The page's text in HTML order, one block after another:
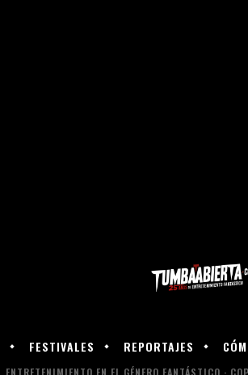
FESTIVALES REPORTAJES
EN EL GÉNERO FANTÁSTICO ·